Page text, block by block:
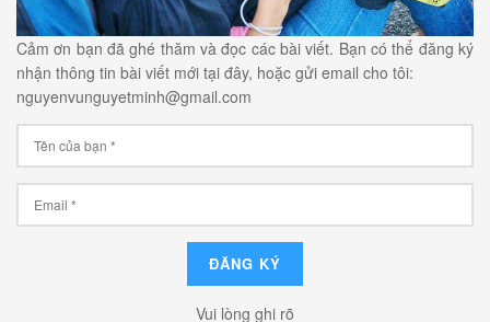
Cảm ơn bạn đã ghé thăm và đọc các bài viết. Bạn có thể đăng ký
nhận thông tin bài viết mới tại đây, hoặc gửi email cho tôi:
nguyenvunguyetminh@gmail.com
Vui lòng ghi rõ